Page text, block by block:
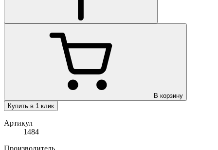
В корзину
Купить в 1 клик
Артикул
1484
Производитель